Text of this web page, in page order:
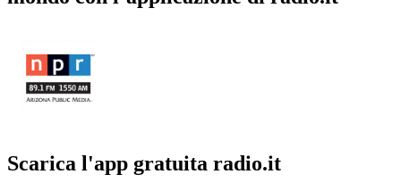
Scarica l'app gratuita radio.it